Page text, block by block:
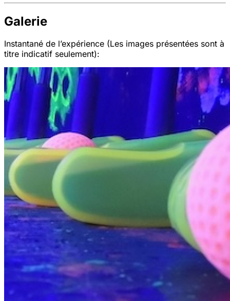
Galerie
Instantané de l’expérience (Les images présentées sont à
titre indicatif seulement):